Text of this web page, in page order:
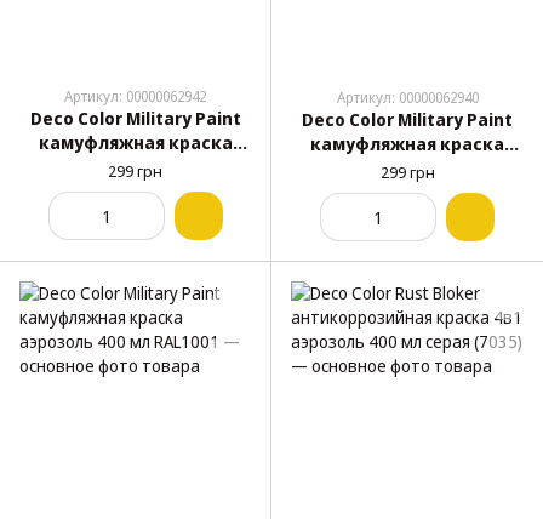
Артикул: 00000062942
Deco Color Military Paint
камуфляжная краска
аэрозоль 400 мл лесная
зелёная RAL6031
299 грн
Артикул: 00000062940
Deco Color Military Paint
камуфляжная краска
аэрозоль 400 мл зеленая
RAL6003
299 грн